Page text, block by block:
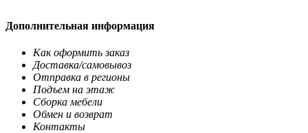
Дополнительная информация
Как оформить заказ
Доставка/самовывоз
Отправка в регионы
Подъем на этаж
Сборка мебели
Обмен и возврат
Контакты